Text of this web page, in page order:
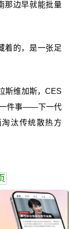
那边早就能批量
着的，是一张足
斯维加斯，CES
一件事——下一代
汰传统散热方